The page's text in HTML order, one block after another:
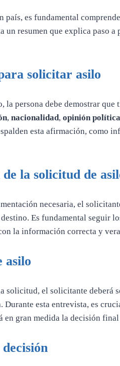
país, es fundamental
un resumen que explica paso
solicitar asilo
la persona debe demostrar que
, nacionalidad, opinión política
esta afirmación, como
la solicitud de
necesaria, el
Es fundamental seguir
la información correcta y
asilo
solicitud, el solicitante deberá
Durante esta entrevista, es
en gran medida la decisión